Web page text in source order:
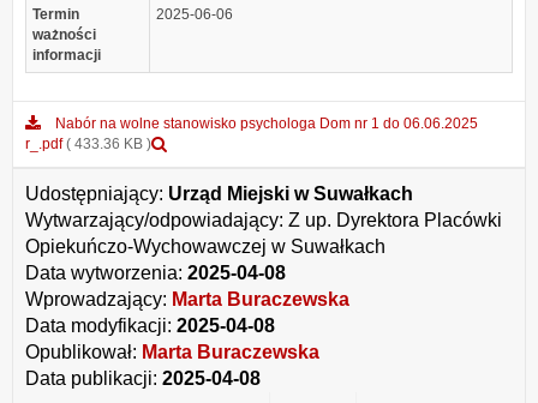
Termin
ważności
informacji
2025-06-06
Nabór na wolne stanowisko psychologa Dom nr 1 do 06.06.2025
r_.pdf ( 433.36 KB )
załącznika
Nabór
na
wolne
stanowisko
psychologa
nr
1
do
06.06.2025
r_.pdf
Udostępniający: Urząd Miejski w Suwałkach
Wytwarzający/odpowiadający: Z up. Dyrektora Placówki
Opiekuńczo-Wychowawczej w Suwałkach
Data wytworzenia: 2025-04-08
Wprowadzający: Marta Buraczewska
Data modyfikacji: 2025-04-08
Opublikował: Marta Buraczewska
Data publikacji: 2025-04-08